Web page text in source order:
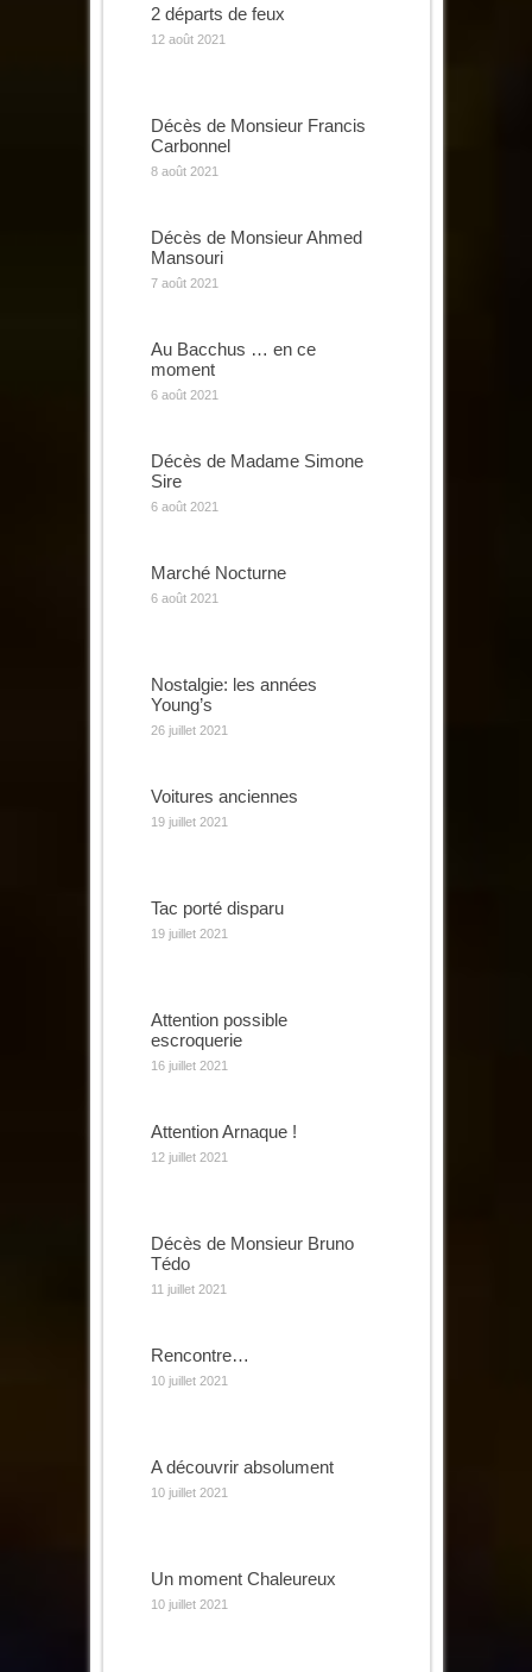
2 départs de feux
12 août 2021
Décès de Monsieur Francis
Carbonnel
8 août 2021
Décès de Monsieur Ahmed
Mansouri
7 août 2021
Au Bacchus … en ce
moment
6 août 2021
Décès de Madame Simone
Sire
6 août 2021
Marché Nocturne
6 août 2021
Nostalgie: les années
Young’s
26 juillet 2021
Voitures anciennes
19 juillet 2021
Tac porté disparu
19 juillet 2021
Attention possible
escroquerie
16 juillet 2021
Attention Arnaque !
12 juillet 2021
Décès de Monsieur Bruno
Tédo
11 juillet 2021
Rencontre…
10 juillet 2021
A découvrir absolument
10 juillet 2021
Un moment Chaleureux
10 juillet 2021